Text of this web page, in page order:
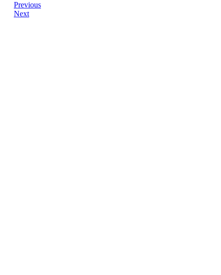
Previous
Next